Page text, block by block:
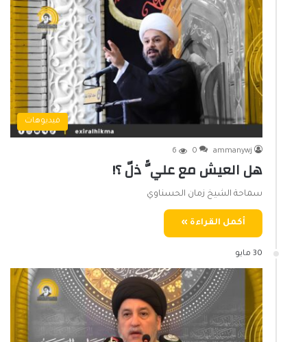
فيديوهات
ammanywj
0
6
هل العيش مع عليًّ ذلّ ؟!
سماحة الشيخ زمان الحسناوي
أكمل القراءة »
30 مايو